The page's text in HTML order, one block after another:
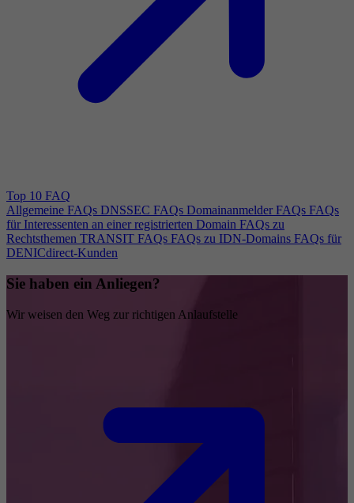
Top 10 FAQ
Allgemeine FAQs DNSSEC FAQs Domainanmelder FAQs FAQs
für Interessenten an einer registrierten Domain FAQs zu
Rechtsthemen TRANSIT FAQs FAQs zu IDN-Domains FAQs für
DENICdirect-Kunden
Sie haben ein Anliegen?
Wir weisen den Weg zur richtigen Anlaufstelle